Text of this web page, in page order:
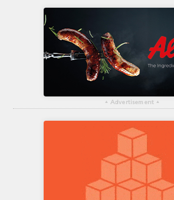
▴ Advertisement ▴